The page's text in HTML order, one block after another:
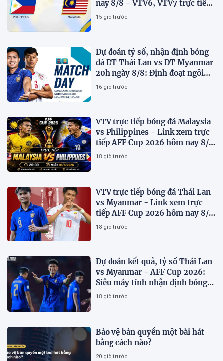
nay 8/8 - VTV6, VTV7 trực tiếp
AFF Cup 2026
15 giờ trước
Dự đoán tỷ số, nhận định bóng
đá ĐT Thái Lan vs ĐT Myanmar
20h ngày 8/8: Định đoạt ngôi
đầu bảng
16 giờ trước
VTV trực tiếp bóng đá Malaysia
vs Philippines - Link xem trực
tiếp AFF Cup 2026 hôm nay 8/8
trên VTV7
18 giờ trước
VTV trực tiếp bóng đá Thái Lan
vs Myanmar - Link xem trực
tiếp AFF Cup 2026 hôm nay 8/8
trên VTV6
18 giờ trước
Dự đoán kết quả, tỷ số Thái Lan
vs Myanmar - AFF Cup 2026:
Siêu máy tính nhận định bóng
đá hôm nay 8/8
18 giờ trước
Bảo vệ bản quyền một bài hát
bằng cách nào?
20 giờ trước